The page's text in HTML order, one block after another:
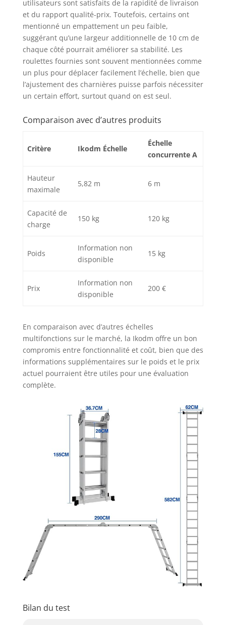
utilisateurs sont satisfaits de la rapidité de livraison
et du rapport qualité-prix. Toutefois, certains ont
mentionné un empattement un peu faible,
suggérant qu’une largeur additionnelle de 10 cm de
chaque côté pourrait améliorer sa stabilité. Les
roulettes fournies sont souvent mentionnées comme
un plus pour déplacer facilement l’échelle, bien que
l’ajustement des charnières puisse parfois nécessiter
un certain effort, surtout quand on est seul.
Comparaison avec d’autres produits
Critère Ikodm Échelle
Échelle
concurrente A
Hauteur
maximale
5,82 m 6 m
Capacité de
charge
150 kg 120 kg
Poids
Information non
disponible
15 kg
Prix
Information non
disponible
200 €
En comparaison avec d’autres échelles
multifonctions sur le marché, la Ikodm offre un bon
compromis entre fonctionnalité et coût, bien que des
informations supplémentaires sur le poids et le prix
actuel pourraient être utiles pour une évaluation
complète.
Bilan du test